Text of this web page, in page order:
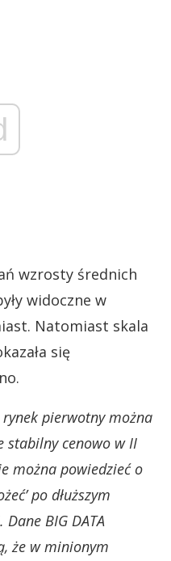
wzrosty średnich
widoczne w
Natomiast skala
się
rynek pierwotny można
stabilny cenowo w II
można powiedzieć o
po dłuższym
BIG DATA
że w minionym